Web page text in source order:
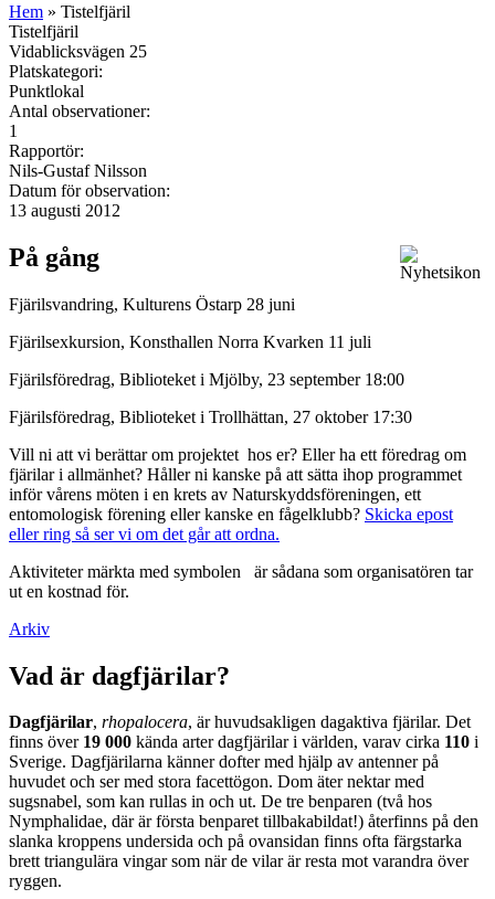
Hem » Tistelfjäril
Tistelfjäril
Vidablicksvägen 25
Platskategori:
Punktlokal
Antal observationer:
1
Rapportör:
Nils-Gustaf Nilsson
Datum för observation:
13 augusti 2012
På gång
Fjärilsvandring, Kulturens Östarp 28 juni
Fjärilsexkursion, Konsthallen Norra Kvarken 11 juli
Fjärilsföredrag, Biblioteket i Mjölby, 23 september 18:00
Fjärilsföredrag, Biblioteket i Trollhättan, 27 oktober 17:30
Vill ni att vi berättar om projektet hos er? Eller ha ett föredrag om
fjärilar i allmänhet? Håller ni kanske på att sätta ihop programmet
inför vårens möten i en krets av Naturskyddsföreningen, ett
entomologisk förening eller kanske en fågelklubb? Skicka epost
eller ring så ser vi om det går att ordna.
Aktiviteter märkta med symbolen
är sådana som organisatören tar
ut en kostnad för.
Arkiv
Vad är dagfjärilar?
Dagfjärilar, rhopalocera, är huvudsakligen dagaktiva fjärilar. Det
finns över 19 000 kända arter dagfjärilar i världen, varav cirka 110 i
Sverige. Dagfjärilarna känner dofter med hjälp av antenner på
huvudet och ser med stora facettögon. Dom äter nektar med
sugsnabel, som kan rullas in och ut. De tre benparen (två hos
Nymphalidae, där är första benparet tillbakabildat!) återfinns på den
slanka kroppens undersida och på ovansidan finns ofta färgstarka
brett triangulära vingar som när de vilar är resta mot varandra över
ryggen.